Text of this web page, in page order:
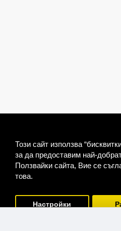
Този сайт използва
за да предоставим най-
Ползвайки сайта, Вие се
това.
Настройки